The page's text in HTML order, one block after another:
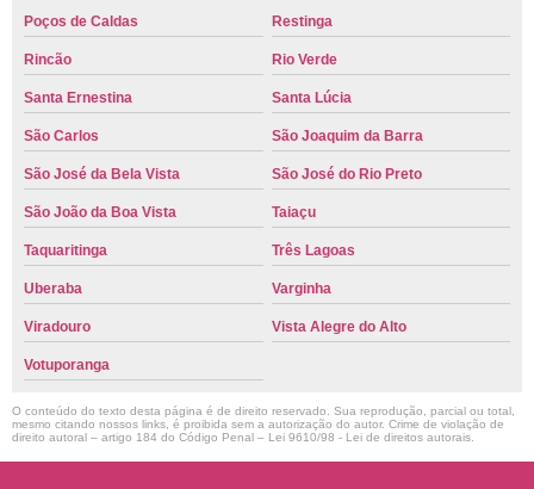
Poços de Caldas Restinga
Rincão Rio Verde
Santa Ernestina Santa Lúcia
São Carlos São Joaquim da Barra
São José da Bela Vista São José do Rio Preto
São João da Boa Vista Taiaçu
Taquaritinga Três Lagoas
Uberaba Varginha
Viradouro Vista Alegre do Alto
Votuporanga
O conteúdo do texto desta página é de direito reservado. Sua reprodução, parcial ou total,
mesmo citando nossos links, é proibida sem a autorização do autor. Crime de violação de
direito autoral – artigo 184 do Código Penal – Lei 9610/98 - Lei de direitos autorais